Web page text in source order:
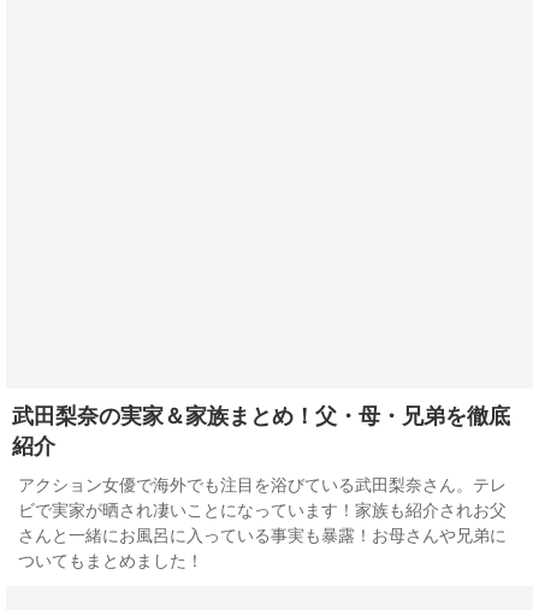
武田梨奈の実家＆家族まとめ！父・母・兄弟を徹底
紹介
アクション女優で海外でも注目を浴びている武田梨奈さん。テレ
ビで実家が晒され凄いことになっています！家族も紹介されお父
さんと一緒にお風呂に入っている事実も暴露！お母さんや兄弟に
ついてもまとめました！